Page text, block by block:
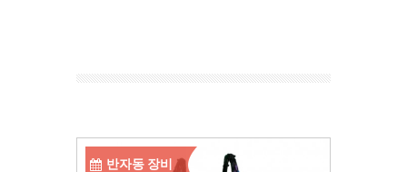
반자동 장비